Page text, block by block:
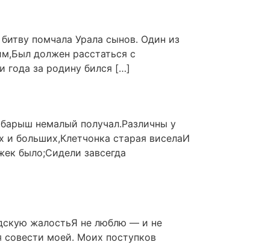
помчала Урала сынов. Один из
должен расстаться с
года за родину бился […]
немалый получал.Различны у
больших,Клетчонка старая виселаИ
было;Сидели завсегда
жалостьЯ не люблю — и не
совести моей. Моих поступков